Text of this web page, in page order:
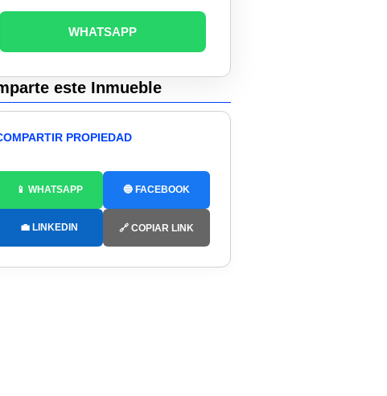
WHATSAPP
este Inmueble
PROPIEDAD
📱 WHATSAPP 🔵 FACEBOOK
💼 LINKEDIN 🔗 COPIAR LINK